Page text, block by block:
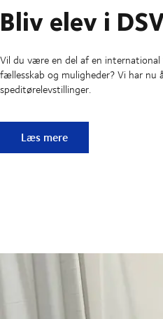
Bliv elev i
Vil du være en del af en
fællesskab og muligheder? Vi har nu
speditørelevstillinger.
Bliv elev i DSV
Læs mere